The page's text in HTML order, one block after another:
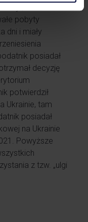
pobyty
dni i miały
posiadał
decyzję
potwierdził
Ukrainie, tam
posiadał
na Ukrainie
Powyższe
z tzw. „ulgi